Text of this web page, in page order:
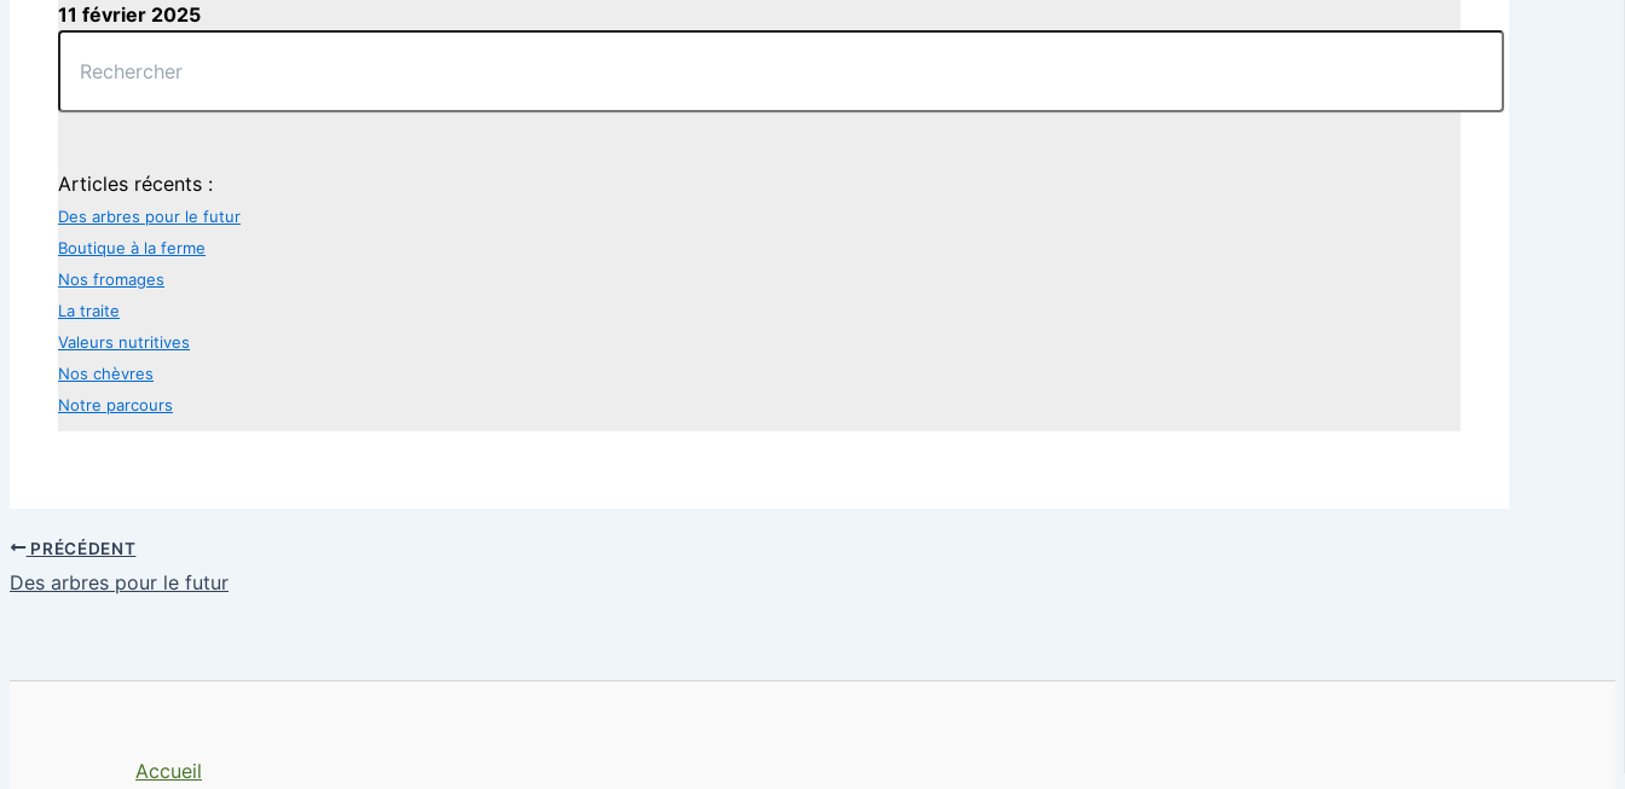
11 février 2025
Articles récents :
Des arbres pour le futur
Boutique à la ferme
Nos fromages
La traite
Valeurs nutritives
Nos chèvres
Notre parcours
PRÉCÉDENT
Des arbres pour le futur
Accueil